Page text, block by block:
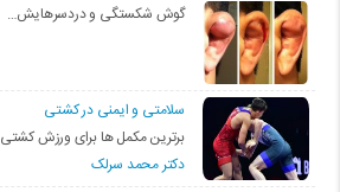
گوش شکستگی و دردسرهایش…
سلامتی و ایمنی در کشتی
برترین مکمل ها برای ورزش کشتی
دکتر محمد سرلک